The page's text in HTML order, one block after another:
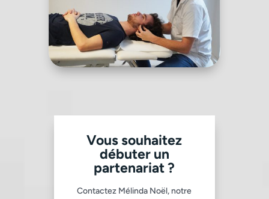
Vous souhaitez
débuter un
partenariat ?
Contactez Mélinda Noël, notre